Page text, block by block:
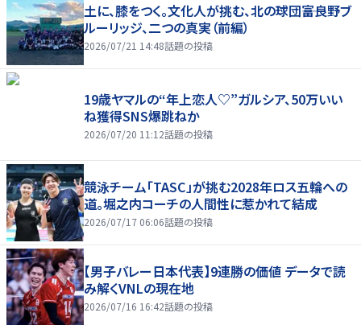
土に、膝をつく。文化人が挑む、北の球団――富良野ブ
ルーリッジ、二つの真実（前編）
2026/07/21 14:48話題の投稿
19歳ヤマルの“年上恋人♡”ガルシア、50万いい
ね獲得SNS爆跳ねか
2026/07/20 11:12話題の投稿
競泳チーム「TASC」が挑む2028年ロス五輪への
道。堀之内コーチの人間性に惹かれて結成
2026/07/17 06:06話題の投稿
【男子バレー日本代表】9連勝の価値 データで読
み解くVNLの現在地
2026/07/16 16:42話題の投稿